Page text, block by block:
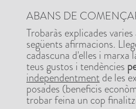
ABANS DE
Trobaràs explicades
següents afirmacions.
cadascuna d'elles i marxa
teus gustos i tendències
independentmentde les
posades (beneficis
trobar feina un cop